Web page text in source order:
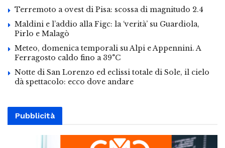
Terremoto a ovest di Pisa: scossa di magnitudo 2.4
Maldini e l’addio alla Figc: la ‘verità’ su Guardiola,
Pirlo e Malagò
Meteo, domenica temporali su Alpi e Appennini. A
Ferragosto caldo fino a 39°C
Notte di San Lorenzo ed eclissi totale di Sole, il cielo
dà spettacolo: ecco dove andare
Pubblicità